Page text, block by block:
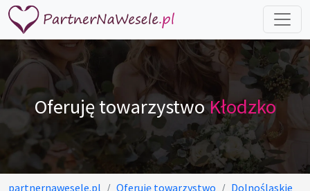
Oferuję towarzystwoKłodzko
partnernawesele.pl Oferuję towarzystwo
Dolnośląskie